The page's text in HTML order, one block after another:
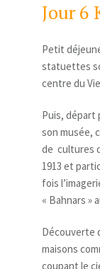
Jour 6
Petit
statuettes
centre du
Puis, départ
son musée,
de cultures
1913 et
fois
« Bahnars »
Découverte
maisons
coupant le